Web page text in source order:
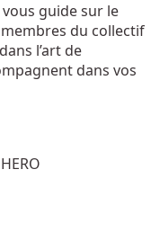
guide sur le
du collectif
l’art de
dans vos